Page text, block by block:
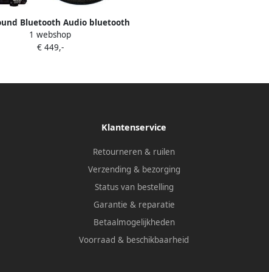
Bluetooth Audio bluetooth
(70 watt bt4.0 auto-aux)
speakerset (mat zwart)
1 webshop
€ 449,-
Klantenservice
Retourneren & ruilen
Verzending & bezorging
Status van bestelling
Garantie & reparatie
Betaalmogelijkheden
Voorraad & beschikbaarheid